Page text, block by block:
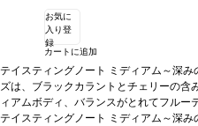
お気に
入り登
録
カートに追加
テイスティングノート
ミディアム～深
ズは、ブラックカラントとチェリーの含
ィアムボディ、バランスがとれてフルー
タンニンを伴う、程良いウェイトと濃縮
テイスティングノート
ミディアム～深